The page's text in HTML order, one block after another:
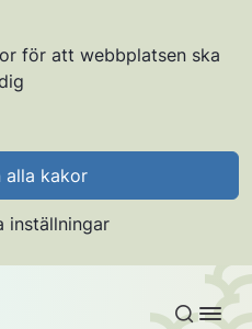
för att webbplatsen ska
alla kakor
inställningar